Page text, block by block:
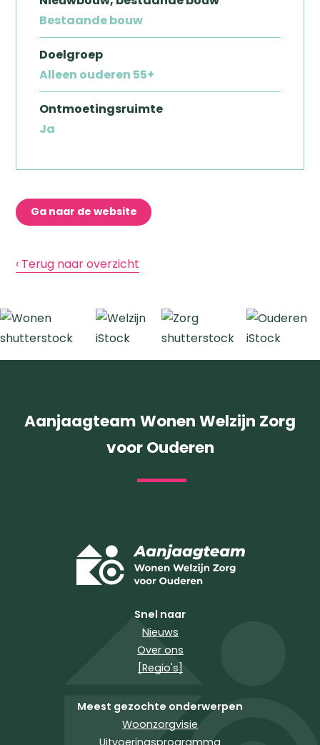
Bestaande bouw
Doelgroep
Alleen ouderen 55+
Ontmoetingsruimte
Ja
Ga naar de website
‹ Terug naar overzicht
Aanjaagteam Wonen Welzijn Zorg
voor Ouderen
Snel naar
Nieuws
Over ons
[Regio's]
Meest gezochte onderwerpen
Woonzorgvisie
Uitvoeringsprogramma